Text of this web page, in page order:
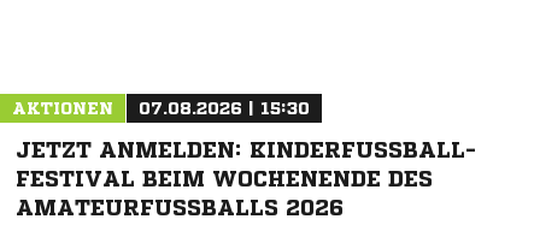
AKTIONEN 07.08.2026 | 15:30
JETZT ANMELDEN: KINDERFUSSBALL-F
ESTIVAL BEIM WOCHENENDE DES A
MATEURFUSSBALLS 2026